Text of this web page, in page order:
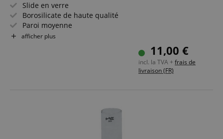
Slide en verre
Borosilicate de haute qualité
Paroi moyenne
Moyen 20 x 25 x 60 mm
afficher plus
11,00 €
incl. la TVA + frais de
livraison (FR)